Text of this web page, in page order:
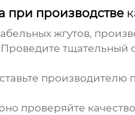
при производстве
жгутов,
Проведите тщательный
производителю
проверяйте